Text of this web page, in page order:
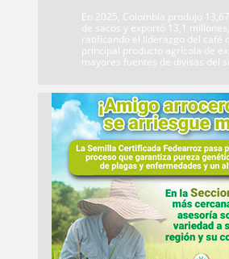
En 2025, Colombia produjo
de sacos y exportó 13,1 millones,
ratificando el liderazgo del café
principal producto agrícola de
mayores fuentes de divisas del